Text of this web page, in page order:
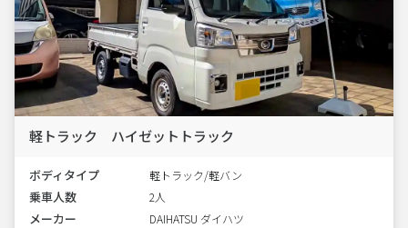
軽トラック ハイゼットトラック
ボディタイプ 軽トラック/軽バン
乗車人数 2人
メーカー DAIHATSU ダイハツ